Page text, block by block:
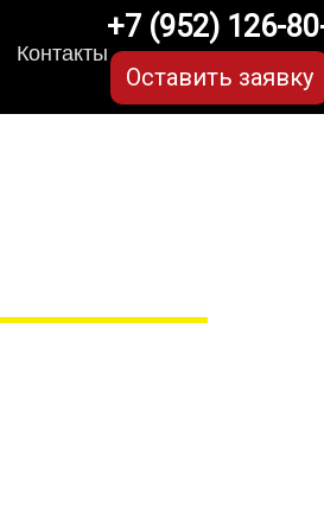
Контакты
+7 (952) 126-
Оставить заявку